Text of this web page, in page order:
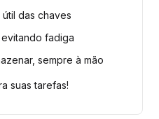
das chaves
fadiga
sempre à mão
suas tarefas!